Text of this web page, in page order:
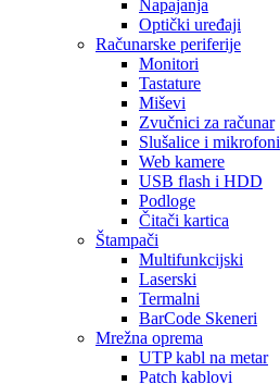
Napajanja
Optički uređaji
Računarske periferije
Monitori
Tastature
Miševi
Zvučnici za računar
Slušalice i mikrofoni
Web kamere
USB flash i HDD
Podloge
Čitači kartica
Štampači
Multifunkcijski
Laserski
Termalni
BarCode Skeneri
Mrežna oprema
UTP kabl na metar
Patch kablovi